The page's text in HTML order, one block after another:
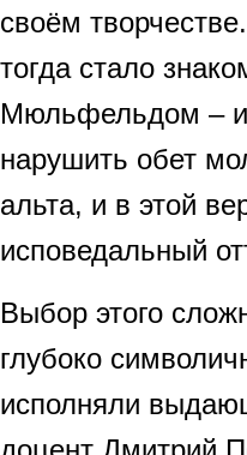
своём
тогда стало
Мюльфельдом –
нарушить обет
альта, и в этой
исповедальный
Выбор этого
глубоко
исполняли